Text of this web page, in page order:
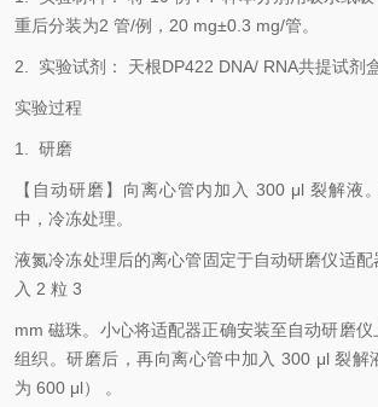
重后分装为2 管/例，20 mg±0.3 mg/管。
2. 实验试剂： 天根DP422 DNA/ RNA共提试剂
实验过程
1. 研磨
【自动研磨】向离心管内加入 300 μl 裂解液
中，冷冻处理。
液氮冷冻处理后的离心管固定于自动研磨仪适
入 2 粒 3
mm磁珠。小心将适配器正确安装至自动研磨
组织。研磨后，再向离心管中加入 300 μl 裂解
为 600 μl） 。